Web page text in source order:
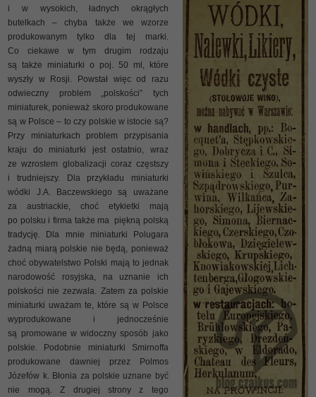
i w wysokich, ładnych okrągłych
butelkach – chyba także we wzorze
produkowanym tylko dla tej marki.
Co ciekawe w tym drugim rodzaju
są także miniaturki o poj. 50 ml, które
wyszły w Rosji. Powstał więc od razu
odwieczny problem „polskości” tych
miniaturek, ponieważ skoro produkowane
są w Polsce – to czy polskie w istocie są?
Przy miniaturkach problem przypisania
kraju do miniaturki jest ostatnio, wraz
ze wzrostem globalizacji coraz częstszy
i trudniejszy. Dla przykładu miniaturki
wódki J.A. Baczewskiego są uważane
za austriackie, choć etykietki mają
po polsku i firma także ma piękną polską
tradycję. Dla mnie miniaturki Polugara
żadną miarą polskie nie będą, ponieważ
choć obywatelstwo Polski mają to jednak
narodowość rosyjska, na uznanie ich
polskości nie zezwala. Zatem za polskie
miniaturki uważam te, które są w Polsce
wyprodukowane i jednocześnie
są promowane w widoczny sposób jako
polskie. Podobnie miniaturki Smirnoffa
produkowane dawniej przez Polmos
Józefów k. Błonia za polskie uznane być
nie mogą. Z drugiej strony z tego